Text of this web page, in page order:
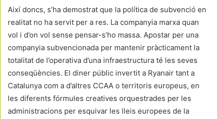
Així doncs, s’ha demostrat que la política de subvenció en
realitat no ha servit per a res. La companyia marxa quan
vol i d’on vol sense pensar-s’ho massa. Apostar per una
companyia subvencionada per mantenir pràcticament la
totalitat de l’operativa d’una infraestructura té les seves
conseqüències. El diner públic invertit a Ryanair tant a
Catalunya com a d’altres CCAA o territoris europeus, en
les diferents fórmules creatives orquestrades per les
administracions per esquivar les lleis europees de la